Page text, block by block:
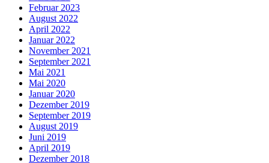
Februar 2023
August 2022
April 2022
Januar 2022
November 2021
September 2021
Mai 2021
Mai 2020
Januar 2020
Dezember 2019
September 2019
August 2019
Juni 2019
April 2019
Dezember 2018